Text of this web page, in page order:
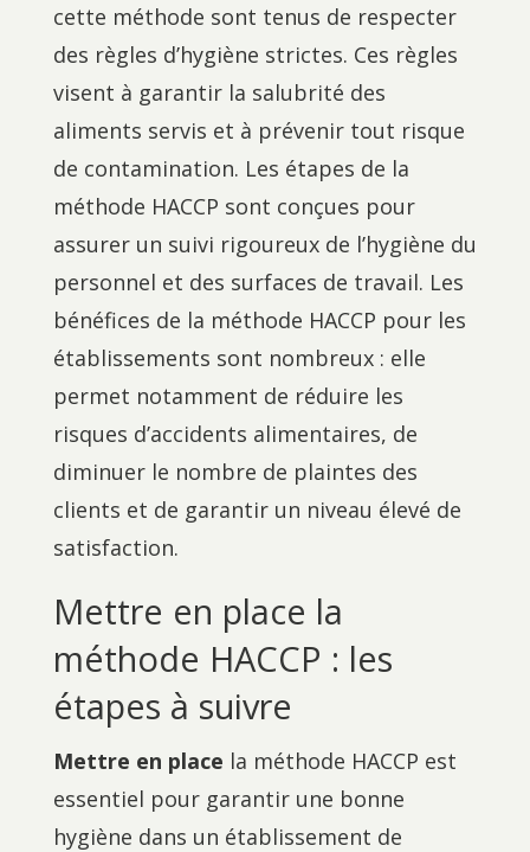
cette méthode sont tenus de respecter
des règles d’hygiène strictes. Ces règles
visent à garantir la salubrité des
aliments servis et à prévenir tout risque
de contamination. Les étapes de la
méthode HACCP sont conçues pour
assurer un suivi rigoureux de l’hygiène du
personnel et des surfaces de travail. Les
bénéfices de la méthode HACCP pour les
établissements sont nombreux : elle
permet notamment de réduire les
risques d’accidents alimentaires, de
diminuer le nombre de plaintes des
clients et de garantir un niveau élevé de
satisfaction.
Mettre en place la
méthode HACCP : les
étapes à suivre
Mettre en place la méthode HACCP est
essentiel pour garantir une bonne
hygiène dans un établissement de